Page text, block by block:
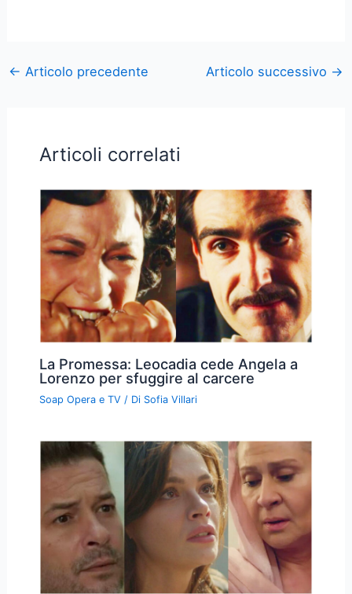
← Articolo precedente Articolo successivo →
Articoli correlati
La Promessa: Leocadia cede Angela a
Lorenzo per sfuggire al carcere
Soap Opera e TV / Di Sofia Villari